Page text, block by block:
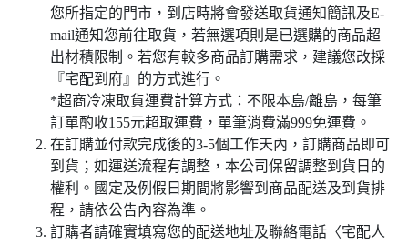
您所指定的門市，到店時將會發送取貨通知簡訊及E-
mail通知您前往取貨，若無選項則是已選購的商品超
出材積限制。若您有較多商品訂購需求，建議您改採
『宅配到府』的方式進行。
*超商冷凍取貨運費計算方式：不限本島/離島，每筆
訂單酌收155元超取運費，單筆消費滿999免運費。
在訂購並付款完成後的3-5個工作天內，訂購商品即可
到貨；如運送流程有調整，本公司保留調整到貨日的
權利。國定及例假日期間將影響到商品配送及到貨排
程，請依公告內容為準。
訂購者請確實填寫您的配送地址及聯絡電話〈宅配人